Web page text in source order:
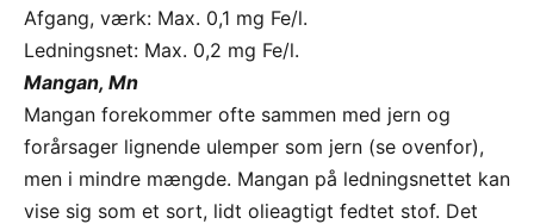
Afgang, værk: Max. 0,1 mg Fe/l.
Ledningsnet: Max. 0,2 mg Fe/l.
Mangan, Mn
Mangan forekommer ofte sammen med jern og
forårsager lignende ulemper som jern (se ovenfor),
men i mindre mængde. Mangan på ledningsnettet kan
vise sig som et sort, lidt olieagtigt fedtet stof. Det